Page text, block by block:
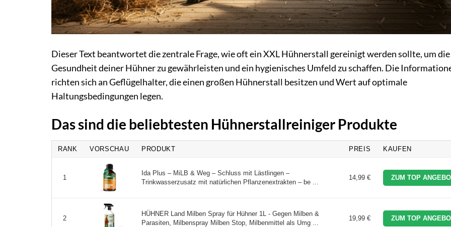
Dieser Text beantwortet die zentrale Frage, wie oft ein XXL Hühnerstall gereinigt werden sollte, um die
Gesundheit deiner Hühner zu gewährleisten und ein hygienisches Umfeld zu schaffen. Die
richten sich an Geflügelhalter, die einen großen Hühnerstall besitzen und Wert auf optimale
Haltungsbedingungen legen.
Das sind die beliebtesten Hühnerstallreiniger Produkte
RANK VORSCHAU PRODUKT PREIS KAUFEN
1
Ida Plus – MiLB & Weg – Schluss mit Lästlingen –
Trinkwasserzusatz mit natürlichen Pflanzenextrakten – be ...
14,99 € ZUM TOP
2
HÜHNER Land Milben Spray für Hühner 1L - Gegen Milben &
Parasiten, Milbenspray Milben Stop, Milbenmittel als Umg ...
19,99 € ZUM TOP